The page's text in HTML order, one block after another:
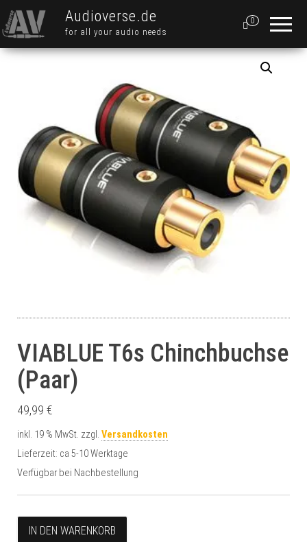
Audioverse.de
for all your audio needs
0
VIABLUE T6s Chinchbuchse
(Paar)
49,99 €
inkl. 19 % MwSt. zzgl. Versandkosten
Lieferzeit: ca 5-10 Werktage
Verfügbar bei Nachbestellung
VIABLUE T6s Chinchbuchse (Paar) Menge
IN DEN WARENKORB